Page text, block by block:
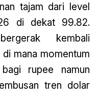
tajam dari level
di dekat 99.82.
kembali
mana momentum
rupee namun
tren dolar